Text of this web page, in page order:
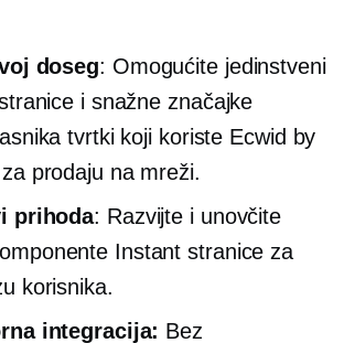
doseg: Omogućite jedinstveni
i snažne značajke
tvrtki koji koriste Ecwid by
prodaju na mreži.
prihoda: Razvijte i unovčite
Instant stranice za
korisnika.
integracija: Bez